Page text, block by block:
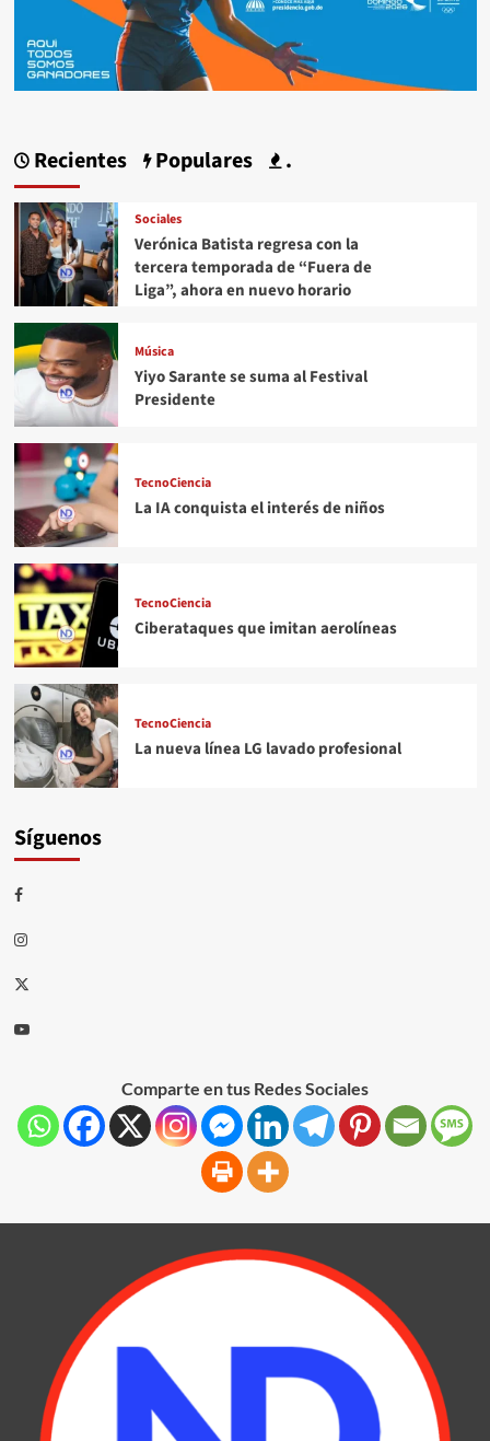
Recientes Populares .
Sociales
Verónica Batista regresa con la
tercera temporada de “Fuera de
Liga”, ahora en nuevo horario
Música
Yiyo Sarante se suma al Festival
Presidente
TecnoCiencia
La IA conquista el interés de niños
TecnoCiencia
Ciberataques que imitan aerolíneas
TecnoCiencia
La nueva línea LG lavado profesional
Síguenos
Comparte en tus Redes Sociales